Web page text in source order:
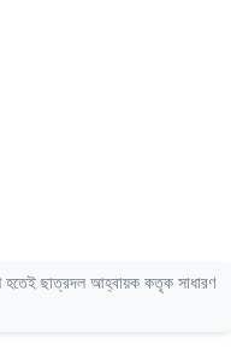
হতেই ছাত্রদল আহ্বায়ক কতৃক সাধারণ